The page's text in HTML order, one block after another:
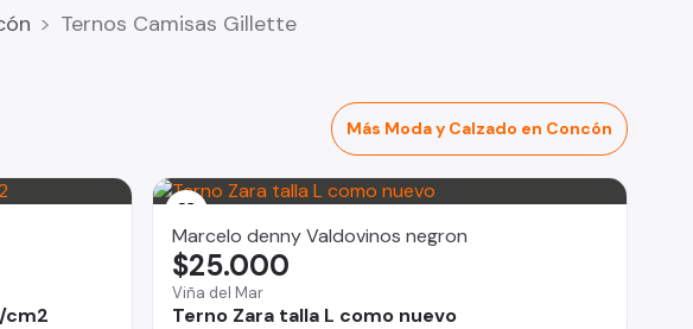
Ternos Camisas Gillette
Más Moda y Calzado en Concón
cm2
Marcelo denny Valdovinos negron
Viña del Mar
Terno Zara talla L como nuevo
$25.000